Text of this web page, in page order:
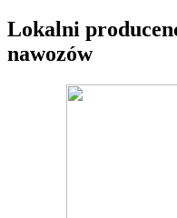
Lokalni
nawozów